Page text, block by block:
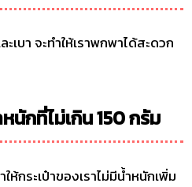
เบา จะทำให้เราพกพาได้สะดวก
นักที่ไม่เกิน 150 กรัม
ห้กระเป๋าของเราไม่มีน้ำหนักเพิ่ม